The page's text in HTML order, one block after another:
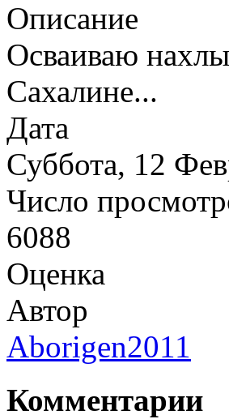
Описание
Осваиваю
Сахалине...
Дата
Суббота, 12
Число
6088
Оценка
Автор
Aborigen2011
Комментарии